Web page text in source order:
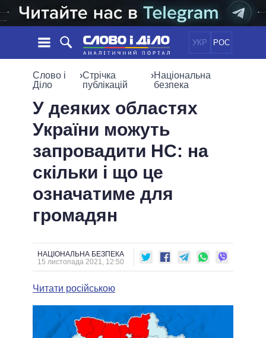
УКР РОС
НОВИНИ
ПОДІЇ
СТАТТІ
ДУМКИ
ОГЛЯДИ
ДАЙДЖЕСТИ
СУСПІЛЬСТВО
СВІТ
ОБIЦЯНКИ
ПОЛIТИКИ
УСІ ПОЛІТИКИ
ПРЕЗИДЕНТ І ОФІС
ВЕРХОВНА РАДА
ГОЛОВИ ОБЛАДМІНІСТРАЦІЙ
МЕРИ МІСТ
ВСІ ПЕРСОНИ
ІНФОГРАФІКА
ВІДЕО
ПІДТРИМАТИ
Слово і
Діло
›Стрічка
публікацій
›Національна
безпека
У деяких областях
України можуть
запровадити НС: на
скільки і що це
означатиме для
громадян
НАЦІОНАЛЬНА БЕЗПЕКА
15 листопада 2021, 12:50
Читати російською